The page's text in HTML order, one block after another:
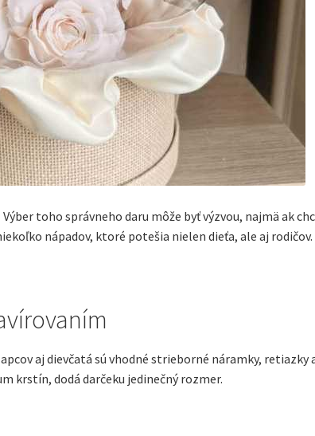
toho správneho daru môže byť výzvou, najmä ak
nápadov, ktoré potešia nielen dieťa, ale aj rodičov.
aj dievčatá sú vhodné strieborné náramky, retiazky
krstín, dodá darčeku jedinečný rozmer.